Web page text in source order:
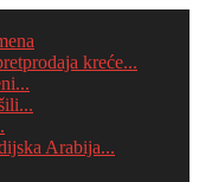
kreće...
Arabija...